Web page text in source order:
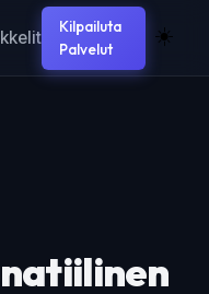
Kilpailuta
Palvelut
☀️